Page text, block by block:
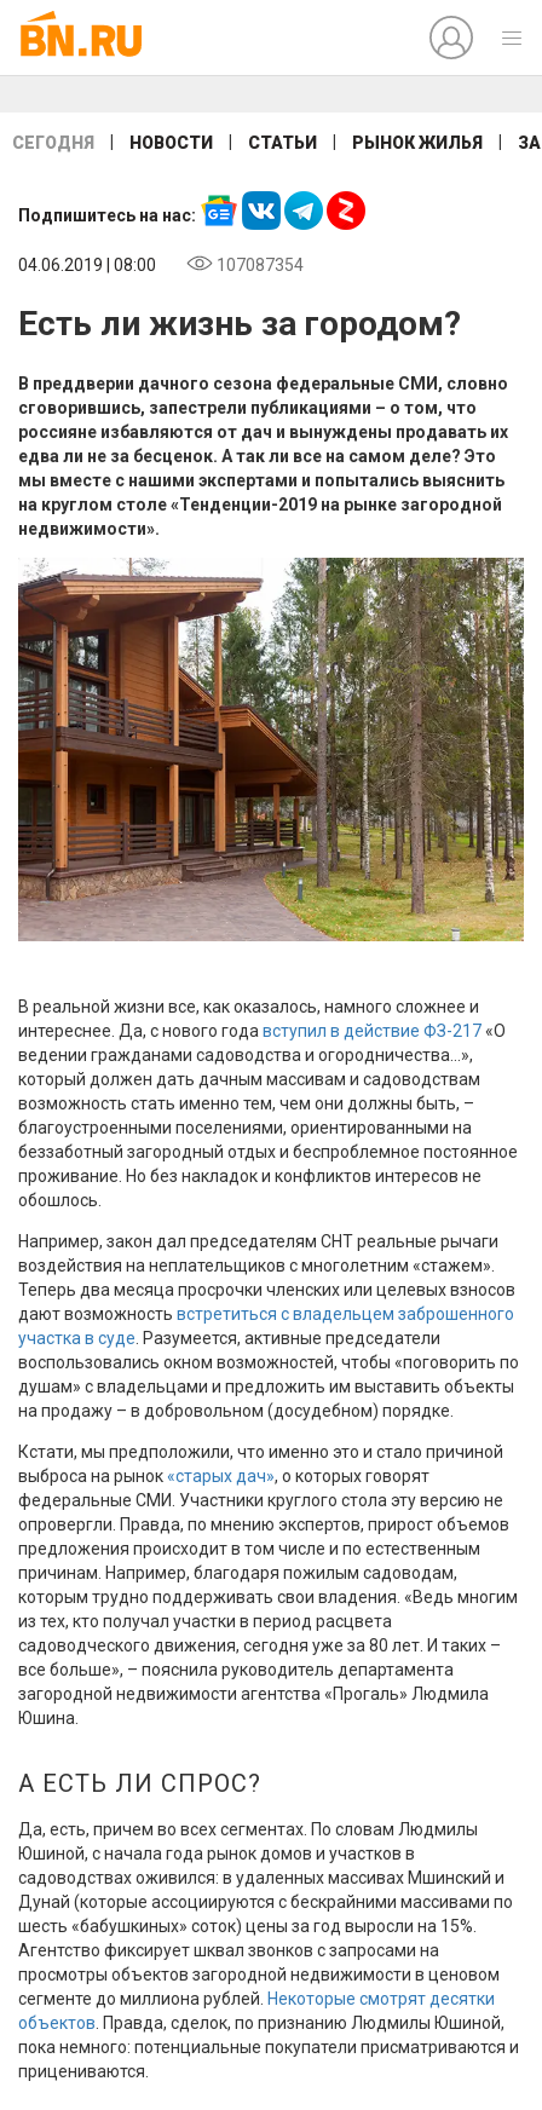
СЕГОДНЯ НОВОСТИ СТАТЬИ РЫНОК ЖИЛЬЯ
Подпишитесь на нас:
04.06.2019 | 08:00 107087354
Есть ли жизнь за городом?
В преддверии дачного сезона федеральные СМИ, словно
сговорившись, запестрели публикациями – о том, что
россияне избавляются от дач и вынуждены продавать их
едва ли не за бесценок. А так ли все на самом деле? Это
мы вместе с нашими экспертами и попытались выяснить
на круглом столе «Тенденции-2019 на рынке загородной
недвижимости».
В реальной жизни все, как оказалось, намного сложнее и
интереснее. Да, с нового года вступил в действие ФЗ-217«О
ведении гражданами садоводства и огородничества...»,
который должен дать дачным массивам и садоводствам
возможность стать именно тем, чем они должны быть, –
благоустроенными поселениями, ориентированными на
беззаботный загородный отдых и беспроблемное постоянное
проживание. Но без накладок и конфликтов интересов не
обошлось.
Например, закон дал председателям СНТ реальные рычаги
воздействия на неплательщиков с многолетним «стажем».
Теперь два месяца просрочки членских или целевых взносов
дают возможность встретиться с владельцем заброшенного
участка в суде . Разумеется, активные председатели
воспользовались окном возможностей, чтобы «поговорить по
душам» с владельцами и предложить им выставить объекты
на продажу – в добровольном (досудебном) порядке.
Кстати, мы предположили, что именно это и стало причиной
выброса на рынок«старых дач», о которых говорят
федеральные СМИ. Участники круглого стола эту версию не
опровергли. Правда, по мнению экспертов, прирост объемов
предложения происходит в том числе и по естественным
причинам. Например, благодаря пожилым садоводам,
которым трудно поддерживать свои владения. «Ведь многим
из тех, кто получал участки в период расцвета
садоводческого движения, сегодня уже за 80 лет. И таких –
все больше», – пояснила руководитель департамента
загородной недвижимости агентства «Прогаль» Людмила
Юшина.
А ЕСТЬ ЛИ СПРОС?
Да, есть, причем во всех сегментах. По словам Людмилы
Юшиной, с начала года рынок домов и участков в
садоводствах оживился: в удаленных массивах Мшинский и
Дунай (которые ассоциируются с бескрайними массивами по
шесть «бабушкиных» соток) цены за год выросли на 15%.
Агентство фиксирует шквал звонков с запросами на
просмотры объектов загородной недвижимости в ценовом
сегменте до миллиона рублей. Некоторые смотрят десятки
объектов . Правда, сделок, по признанию Людмилы Юшиной,
пока немного: потенциальные покупатели присматриваются и
прицениваются.